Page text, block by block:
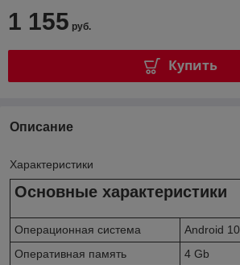
1 155 руб.
Купить
Описание
Характеристики
Основные характеристики
Операционная система
Android 10
Оперативная память
4 Gb